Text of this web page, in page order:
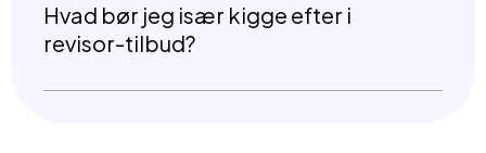
Hvad bør jeg især kigge efter i
revisor-tilbud?